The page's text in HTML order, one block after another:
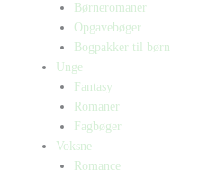
Børneromaner
Opgavebøger
Bogpakker til børn
Unge
Fantasy
Romaner
Fagbøger
Voksne
Romance